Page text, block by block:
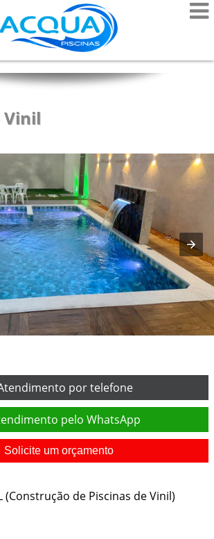
Vinil
por telefone
pelo WhatsApp
Solicite um orçamento
(Construção de Piscinas de Vinil)